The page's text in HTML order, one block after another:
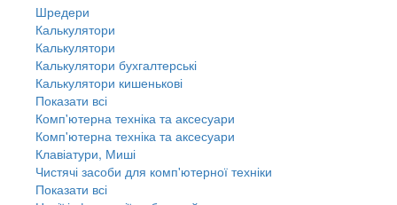
Шредери
Калькулятори
Калькулятори
Калькулятори бухгалтерські
Калькулятори кишенькові
Показати всі
Комп'ютерна техніка та аксесуари
Комп'ютерна техніка та аксесуари
Клавіатури, Миші
Чистячі засоби для комп'ютерної техніки
Показати всі